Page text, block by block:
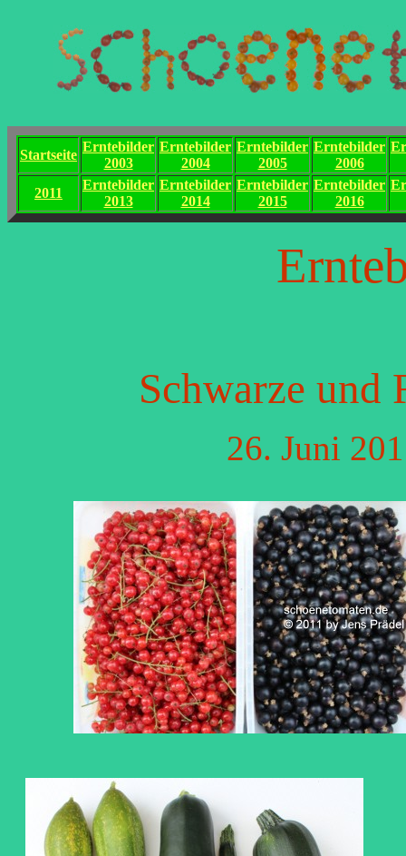
Startseite
Erntebilder
2003
Erntebilder
2004
Erntebilder
2005
Erntebilder
2006
2011
Erntebilder
2013
Erntebilder
2014
Erntebilder
2015
Erntebilder
2016
Schwarze und
26. Juni